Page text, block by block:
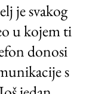
je svakog
u kojem ti
donosi
s